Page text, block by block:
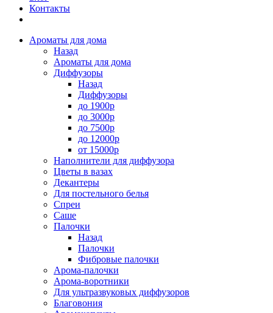
Контакты
Ароматы для дома
Назад
Ароматы для дома
Диффузоры
Назад
Диффузоры
до 1900р
до 3000р
до 7500р
до 12000р
от 15000р
Наполнители для диффузора
Цветы в вазах
Декантеры
Для постельного белья
Спреи
Саше
Палочки
Назад
Палочки
Фибровые палочки
Арома-палочки
Арома-воротники
Для ультразвуковых диффузоров
Благовония